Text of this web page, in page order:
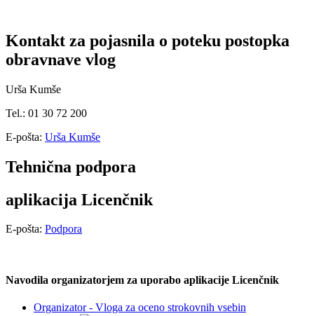
Kontakt za pojasnila o poteku postopka
obravnave vlog
Urša Kumše
Tel.: 01 30 72 200
E-pošta: Urša Kumše
Tehnična podpora
aplikacija Licenčnik
E-pošta: Podpora
Navodila organizatorjem za uporabo aplikacije Licenčnik
Organizator - Vloga za oceno strokovnih vsebin